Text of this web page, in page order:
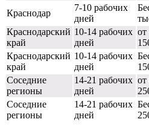
Краснодар
7-10 рабочих
дней
Краснодарский
край
10-14 рабочих
дней
от
Краснодарский
край
10-14 рабочих
дней
Соседние
регионы
14-21 рабочих
дней
от
Соседние
регионы
14-21 рабочих
дней